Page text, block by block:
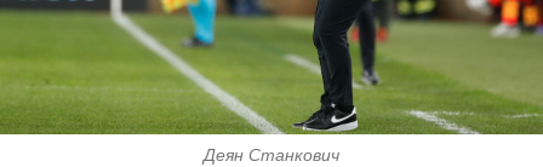
Деян Станкович